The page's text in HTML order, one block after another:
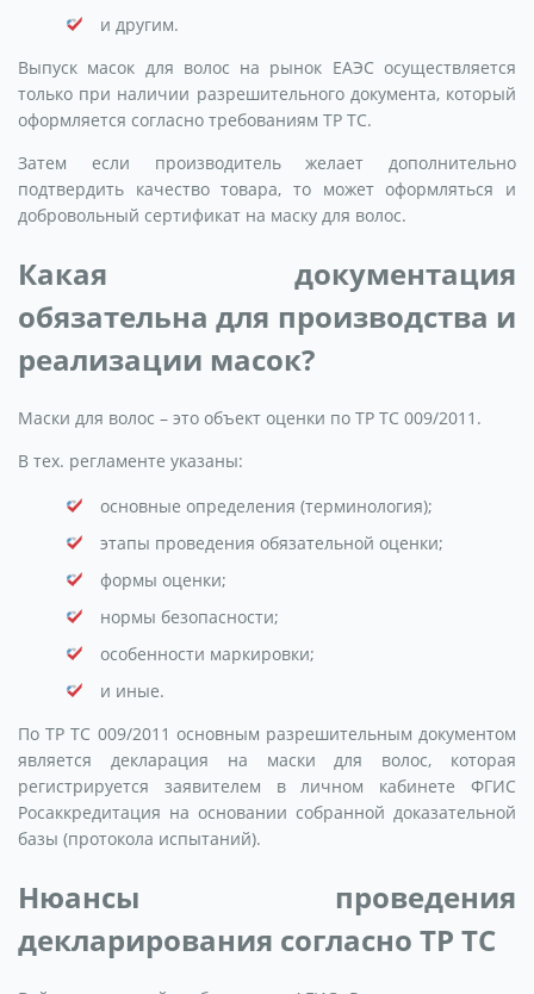
и другим.
Выпуск масок для волос на рынок ЕАЭС осуществляется
только при наличии разрешительного документа, который
оформляется согласно требованиям ТР ТС.
Затем если производитель желает дополнительно
подтвердить качество товара, то может оформляться и
добровольный сертификат на маску для волос.
Какая документация
обязательна для производства и
реализации масок?
Маски для волос – это объект оценки по ТР ТС 009/2011.
В тех. регламенте указаны:
основные определения (терминология);
этапы проведения обязательной оценки;
формы оценки;
нормы безопасности;
особенности маркировки;
и иные.
По ТР ТС 009/2011 основным разрешительным документом
является декларация на маски для волос, которая
регистрируется заявителем в личном кабинете ФГИС
Росаккредитация на основании собранной доказательной
базы (протокола испытаний).
Нюансы проведения
декларирования согласно ТР ТС